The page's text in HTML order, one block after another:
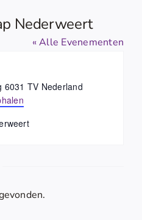
Nederweert
« Alle Evenementen
6031 TV Nederland